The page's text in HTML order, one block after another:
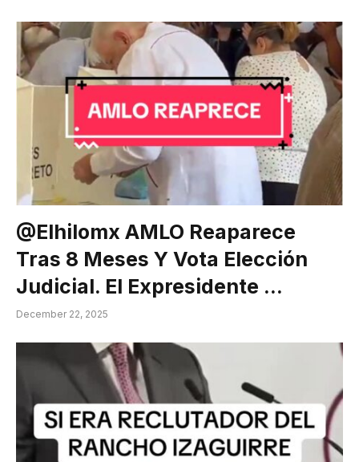
@elhilomx AMLO Reaparece
Tras 8 Meses Y Vota Elección
Judicial. El Expresidente …
December 22, 2025